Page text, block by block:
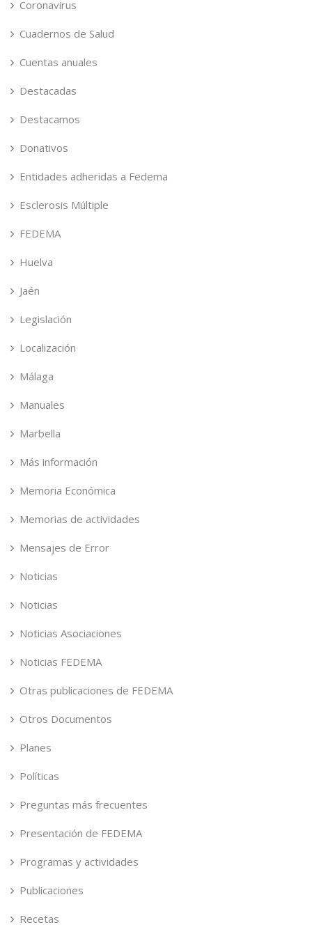
Coronavirus
Cuadernos de Salud
Cuentas anuales
Destacadas
Destacamos
Donativos
Entidades adheridas a Fedema
Esclerosis Múltiple
FEDEMA
Huelva
Jaén
Legislación
Localización
Málaga
Manuales
Marbella
Más información
Memoria Económica
Memorias de actividades
Mensajes de Error
Noticias
Noticias
Noticias Asociaciones
Noticias FEDEMA
Otras publicaciones de FEDEMA
Otros Documentos
Planes
Políticas
Preguntas más frecuentes
Presentación de FEDEMA
Programas y actividades
Publicaciones
Recetas